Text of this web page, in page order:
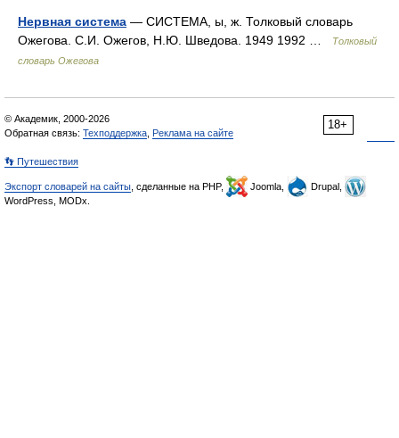
Нервная система — СИСТЕМА, ы, ж. Толковый словарь
Ожегова. С.И. Ожегов, Н.Ю. Шведова. 1949 1992 …
Толковый
словарь Ожегова
18+
© Академик, 2000-2026
Обратная связь: Техподдержка Реклама на сайте
👣 Путешествия
Экспорт словарей на сайты , сделанные на PHP, Joomla,
Drupal,
WordPress, MODx.